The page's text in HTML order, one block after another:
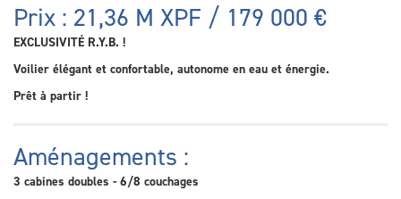
Prix : 21,36 M XPF / 179 000 €
EXCLUSIVITÉ R.Y.B. !
Voilier élégant et confortable, autonome en eau et énergie.
Prêt à partir !
Aménagements :
3 cabines doubles - 6/8 couchages